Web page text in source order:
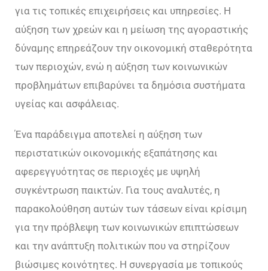
για τις τοπικές επιχειρήσεις και υπηρεσίες. Η
αύξηση των χρεών και η μείωση της αγοραστικής
δύναμης επηρεάζουν την οικονομική σταθερότητα
των περιοχών, ενώ η αύξηση των κοινωνικών
προβλημάτων επιβαρύνει τα δημόσια συστήματα
υγείας και ασφάλειας.
Ένα παράδειγμα αποτελεί η αύξηση των
περιστατικών οικονομικής εξαπάτησης και
αφερεγγυότητας σε περιοχές με υψηλή
συγκέντρωση παικτών. Για τους αναλυτές, η
παρακολούθηση αυτών των τάσεων είναι κρίσιμη
για την πρόβλεψη των κοινωνικών επιπτώσεων
και την ανάπτυξη πολιτικών που να στηρίζουν
βιώσιμες κοινότητες. Η συνεργασία με τοπικούς